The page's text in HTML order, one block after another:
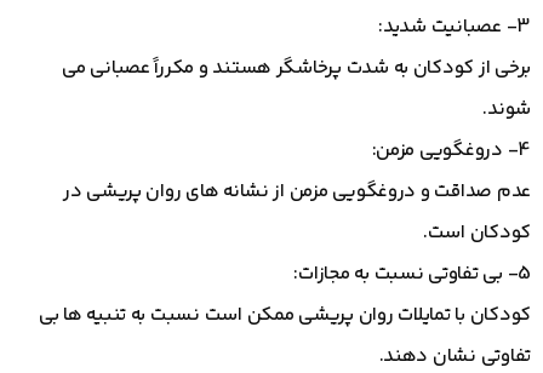
3- عصبانیت شدید:
برخی از کودکان به شدت پرخاشگر هستند و مکرراً عصبانی می
شوند.
4- دروغگویی مزمن:
عدم صداقت و دروغگویی مزمن از نشانه های روان پریشی در
کودکان است.
5- بی تفاوتی نسبت به مجازات:
کودکان با تمایلات روان پریشی ممکن است نسبت به تنبیه ها بی
تفاوتی نشان دهند.